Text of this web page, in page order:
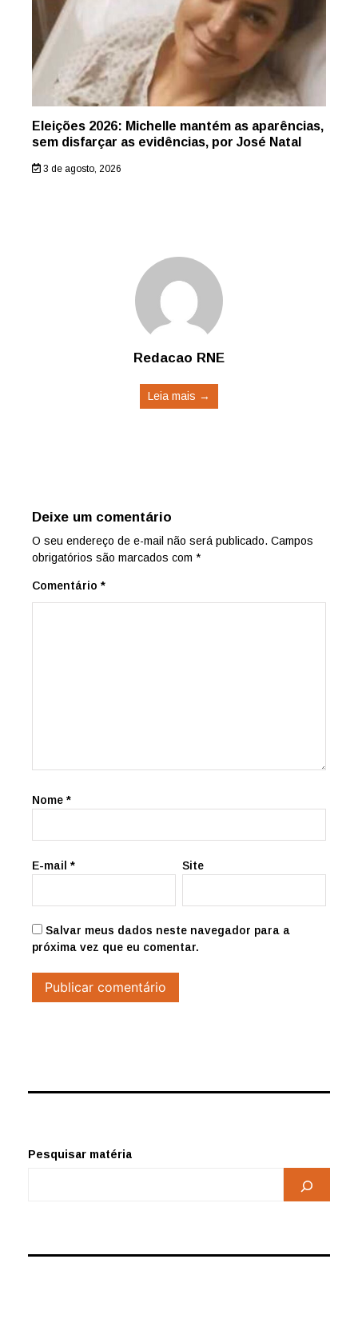
Eleições 2026: Michelle mantém as aparências,
sem disfarçar as evidências, por José Natal
3 de agosto, 2026
Redacao RNE
Leia mais →
Deixe um comentário
O seu endereço de e-mail não será publicado. Campos
obrigatórios são marcados com *
Comentário *
Nome *
E-mail * Site
Salvar meus dados neste navegador para a
próxima vez que eu comentar.
Pesquisar matéria